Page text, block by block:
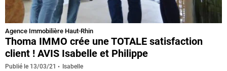
Agence Immobilière Haut-Rhin
Thoma IMMO crée une TOTALE satisfaction
client ! AVIS Isabelle et Philippe
Publié le 13/03/21 Isabelle